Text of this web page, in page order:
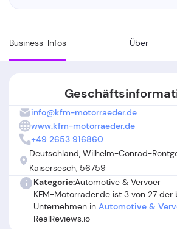
Business-Infos Über
info@kfm-motorraeder.de
www.kfm-motorraeder.de
+49 2653 916860
Deutschland, Wilhelm-Conrad-
Kaisersesch, 56759
Kategorie:Automotive & Vervoer
KFM-Motorräder.de ist 3 von 27 der
Unternehmen in Automotive &
RealReviews.io